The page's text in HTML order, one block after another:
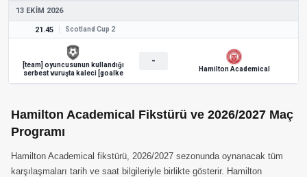
13 EKIM 2026
21.45 Scotland Cup 2
[team] oyuncusunun kullandığı
serbest vuruşta kaleci [goalke
-
Hamilton Academical
Hamilton Academical Fikstürü ve 2026/2027 Maç
Programı
Hamilton Academical fikstürü, 2026/2027 sezonunda oynanacak tüm
karşılaşmaları tarih ve saat bilgileriyle birlikte gösterir. Hamilton